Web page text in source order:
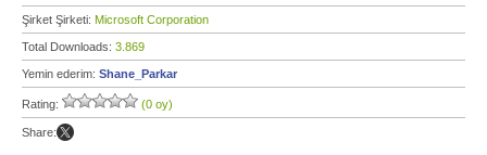
Şirket Şirketi: Microsoft Corporation
Total Downloads: 3.869
Yemin ederim: Shane_Parkar
Rating: (0 oy)
Share: